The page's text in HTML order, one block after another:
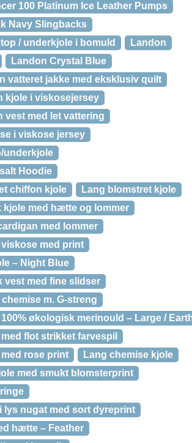
100 Platinum Ice Leather Pumps
Navy Slingbacks
/ underkjole i bomuld
Landon
Landon Crystal Blue
vatteret jakke med eksklusiv quilt
kjole i viskosejersey
vest med let vattering
i viskose jersey
underkjole
Hoodie
chiffon kjole
Lang blomstret kjole
kjole med hætte og lommer
med lommer
med print
– Night Blue
vest med fine slidser
m. G-streng
økologisk merinould – Large /
flot strikket farvespil
rose print
Lang chemise kjole
med smukt blomsterprint
lys nugat med sort dyreprint
hætte – Feather